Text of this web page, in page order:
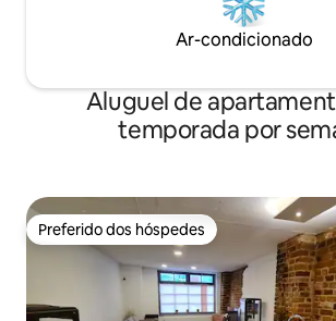
Ar-condicionado
Aluguel de
temporada por
Preferido dos hóspedes
Preferido dos hóspedes